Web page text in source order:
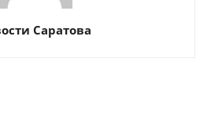
Саратова